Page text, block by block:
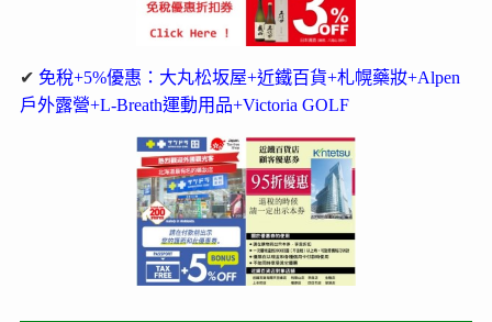
✔ 免稅+5%優惠：大丸松坂屋+近鐵百貨+札幌藥妝+Alpen
戶外露營+L-Breath運動用品+Victoria GOLF